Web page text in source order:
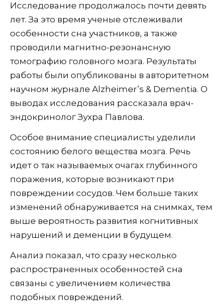
Исследование продолжалось почти девять
лет. За это время ученые отслеживали
особенности сна участников, а также
проводили магнитно-резонансную
томографию головного мозга. Результаты
работы были опубликованы в авторитетном
научном журнале Alzheimer’s & Dementia. О
выводах исследования рассказала врач-
эндокринолог Зухра Павлова.
Особое внимание специалисты уделили
состоянию белого вещества мозга. Речь
идет о так называемых очагах глубинного
поражения, которые возникают при
повреждении сосудов. Чем больше таких
изменений обнаруживается на снимках, тем
выше вероятность развития когнитивных
нарушений и деменции в будущем.
Анализ показал, что сразу несколько
распространенных особенностей сна
связаны с увеличением количества
подобных повреждений.